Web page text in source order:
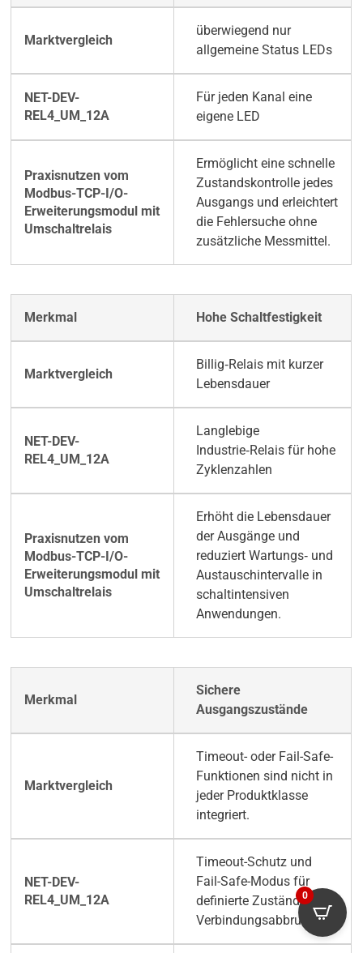
überwiegend nur
allgemeine Status LEDs
Für jeden Kanal eine
eigene LED
Ermöglicht eine schnelle
Zustandskontrolle jedes
Ausgangs und erleichtert
die Fehlersuche ohne
zusätzliche Messmittel.
Hohe Schaltfestigkeit
Billig‑Relais mit kurzer
Lebensdauer
Langlebige
Industrie‑Relais für hohe
Zyklenzahlen
Erhöht die Lebensdauer
der Ausgänge und
reduziert Wartungs‑ und
Austauschintervalle in
schaltintensiven
Anwendungen.
Sichere
Ausgangszustände
Timeout- oder Fail-Safe-
Funktionen sind nicht in
jeder Produktklasse
integriert.
Timeout-Schutz und
Fail-Safe-Modus für
definierte Zustände bei
Verbindungsabbruch.
0